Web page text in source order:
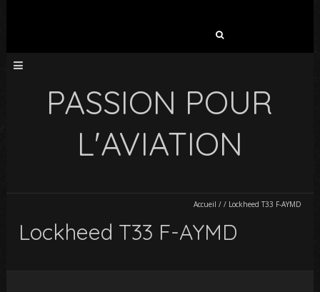
PASSION POUR
L'AVIATION
Accueil / / Lockheed T33 F-AYMD
Lockheed T33 F-AYMD